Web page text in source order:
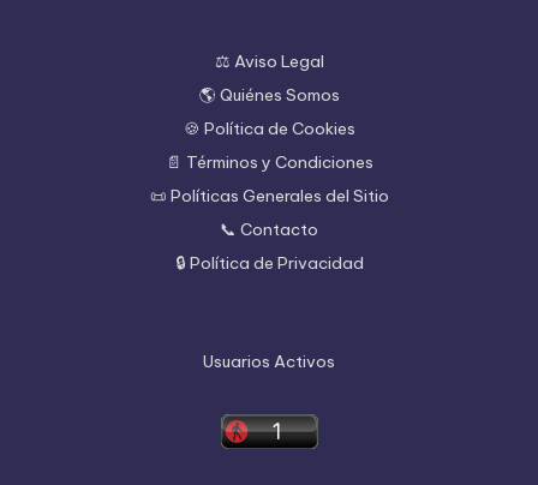
⚖️ Aviso Legal
🌎 Quiénes Somos
🍪 Política de Cookies
📄 Términos y Condiciones
📜 Políticas Generales del Sitio
📞 Contacto
🔒 Política de Privacidad
Usuarios Activos